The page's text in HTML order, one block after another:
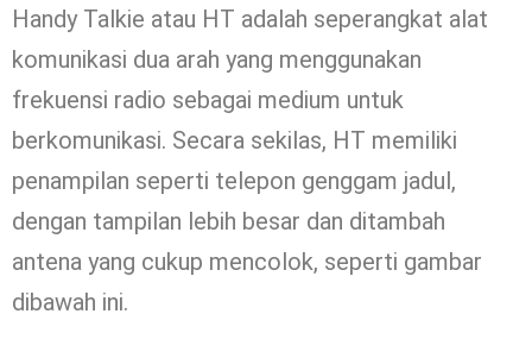
Handy Talkie atau HT adalah seperangkat alat
komunikasi dua arah yang menggunakan
frekuensi radio sebagai medium untuk
berkomunikasi. Secara sekilas, HT memiliki
penampilan seperti telepon genggam jadul,
dengan tampilan lebih besar dan ditambah
antena yang cukup mencolok, seperti gambar
dibawah ini.